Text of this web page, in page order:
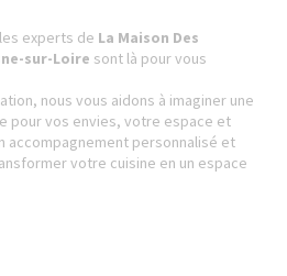
experts de La Maison Des
sur-Loire sont là pour vous
nous vous aidons à imaginer une
pour vos envies, votre espace et
accompagnement personnalisé et
votre cuisine en un espace